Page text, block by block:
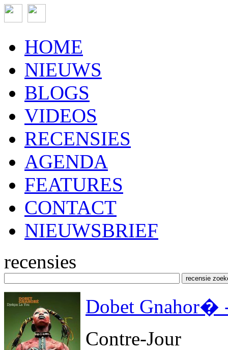
HOME
NIEUWS
BLOGS
VIDEOS
RECENSIES
AGENDA
FEATURES
CONTACT
NIEUWSBRIEF
recensies
Dobet Gnahor�
Contre-Jour